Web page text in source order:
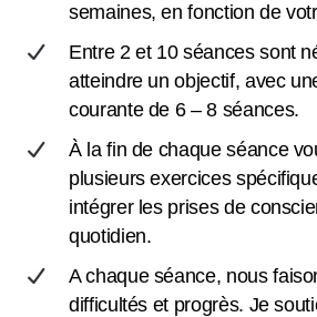
semaines, en fonction de
Entre 2 et 10 séances sont
atteindre un objectif, avec
courante de 6 – 8 séances.
À la fin de chaque séance
plusieurs exercices
intégrer les prises de
quotidien.
A chaque séance, nous
difficultés et progrès. Je